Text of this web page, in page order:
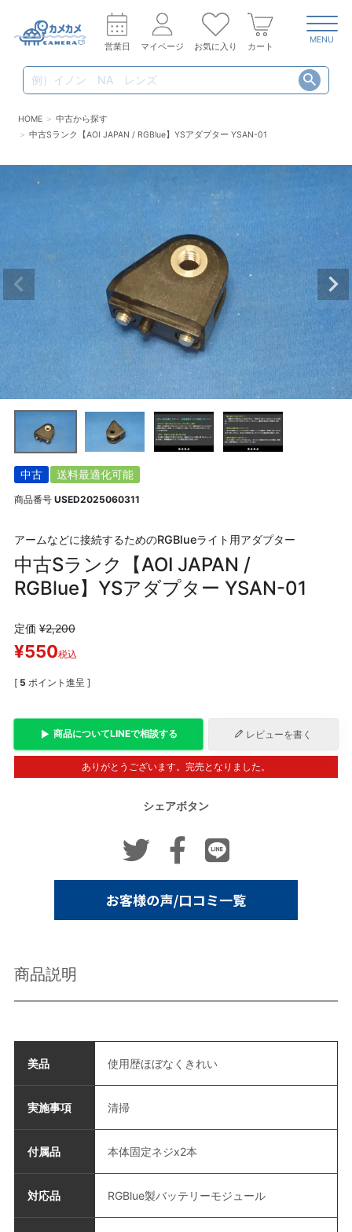
営業日 マイページ お気に入り カート
MENU
HOME
中古から探す
中古Sランク【AOI JAPAN / RGBlue】YSアダプター YSAN-01
中古 送料最適化可能
商品番号 USED2025060311
アームなどに接続するためのRGBlueライト用アダプター
中古Sランク【AOI JAPAN /
RGBlue】YSアダプター YSAN-01
定価 ¥2,200
¥550税込
[ 5 ポイント進呈 ]
商品についてLINEで相談する レビューを書く
ありがとうございます。完売となりました。
シェアボタン
商品説明
美品 使用歴ほぼなくきれい
実施事項 清掃
付属品 本体固定ネジx2本
対応品 RGBlue製バッテリーモジュール